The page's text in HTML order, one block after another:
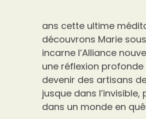
ans cette ultime
découvrons Marie
incarne l’Alliance
une réflexion
devenir des artisans
jusque dans
dans un monde en